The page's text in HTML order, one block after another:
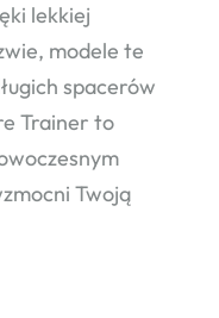
lekkiej
modele te
spacerów
Trainer to
Twoją